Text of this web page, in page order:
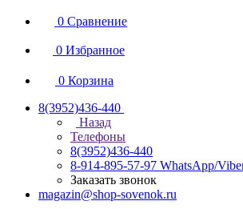
0 Сравнение
0 Избранное
0 Корзина
8(3952)436-440
Назад
Телефоны
8(3952)436-440
8-914-895-57-97 WhatsApp/
Заказать звонок
magazin@shop-sovenok.ru